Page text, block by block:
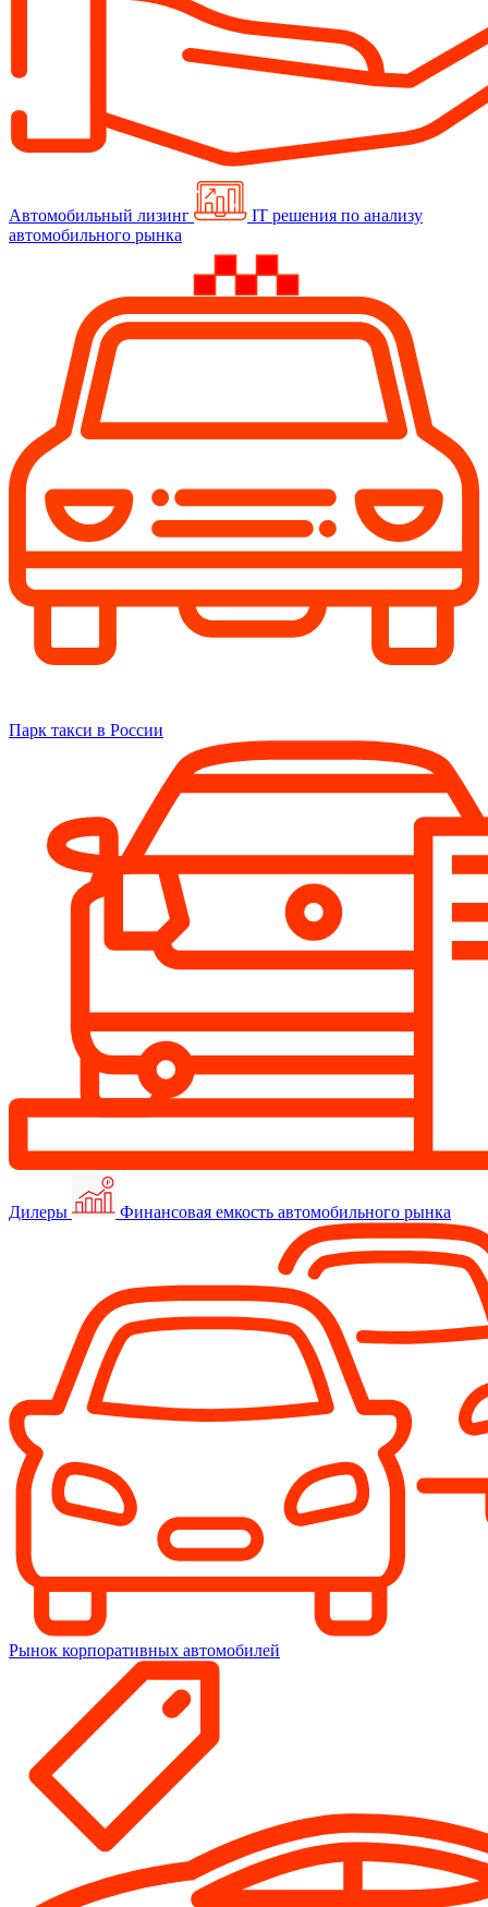
Автомобильный лизинг
IT решения по анализу
автомобильного рынка
Парк такси в России
Дилеры Финансовая емкость автомобильного рынка
Рынок корпоративных автомобилей